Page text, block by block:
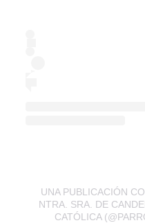
UNA PUBLICACIÓN
NTRA. SRA. DE
CATÓLICA